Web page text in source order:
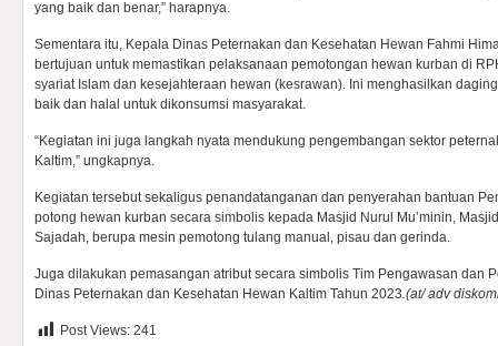
yang baik dan benar,” harapnya.
Sementara itu, Kepala Dinas Peternakan dan Kesehatan Hewan Fahmi
bertujuan untuk memastikan pelaksanaan pemotongan hewan kurban di
syariat Islam dan kesejahteraan hewan (kesrawan). Ini menghasilkan
baik dan halal untuk dikonsumsi masyarakat.
“Kegiatan ini juga langkah nyata mendukung pengembangan sektor
Kaltim,” ungkapnya.
Kegiatan tersebut sekaligus penandatanganan dan penyerahan bantuan
potong hewan kurban secara simbolis kepada Masjid Nurul Mu’minin,
Sajadah, berupa mesin pemotong tulang manual, pisau dan gerinda.
Juga dilakukan pemasangan atribut secara simbolis Tim Pengawasan dan
Dinas Peternakan dan Kesehatan Hewan Kaltim Tahun 2023.(at/ adv
Post Views: 241